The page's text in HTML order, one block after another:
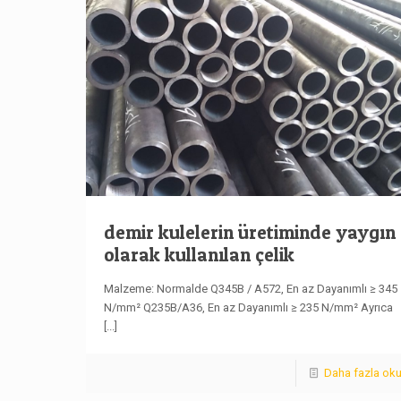
demir kulelerin üretiminde yaygın
olarak kullanılan çelik
Malzeme: Normalde Q345B / A572, En az Dayanımlı ≥ 345
N/mm² Q235B/A36, En az Dayanımlı ≥ 235 N/mm² Ayrıca
[...]
Daha fazla